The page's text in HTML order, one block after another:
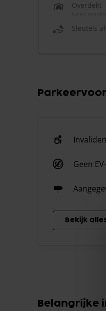
Overdekt
Sleutels
Geen
Bekijk
Belangrijke